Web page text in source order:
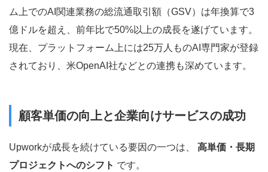
ム上でのAI関連業務の総流通取引額（GSV）は年換算で3
億ドルを超え、前年比で50%以上の成長を遂げています。
現在、プラットフォーム上には25万人ものAI専門家が登録
されており、米OpenAI社などとの連携も深めています。
顧客単価の向上と企業向けサービスの成功
Upworkが成長を続けている要因の一つは、 高単価・長期
プロジェクトへのシフト です。